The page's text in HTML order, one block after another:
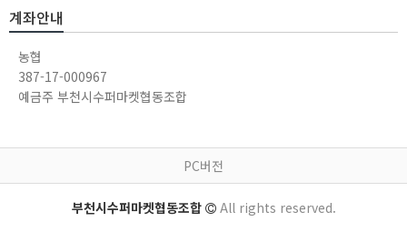
계좌안내
농협
387-17-000967
예금주 부천시수퍼마켓협동조합
PC버전
부천시수퍼마켓협동조합 All rights reserved.